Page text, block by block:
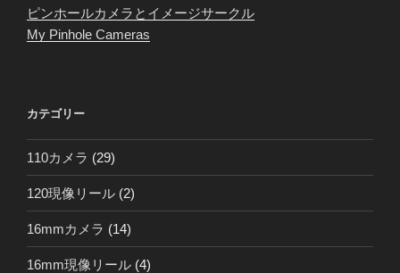
ピンホールカメラとイメージサークル
My Pinhole Cameras
カテゴリー
110カメラ (29)
120現像リール (2)
16mmカメラ (14)
16mm現像リール (4)